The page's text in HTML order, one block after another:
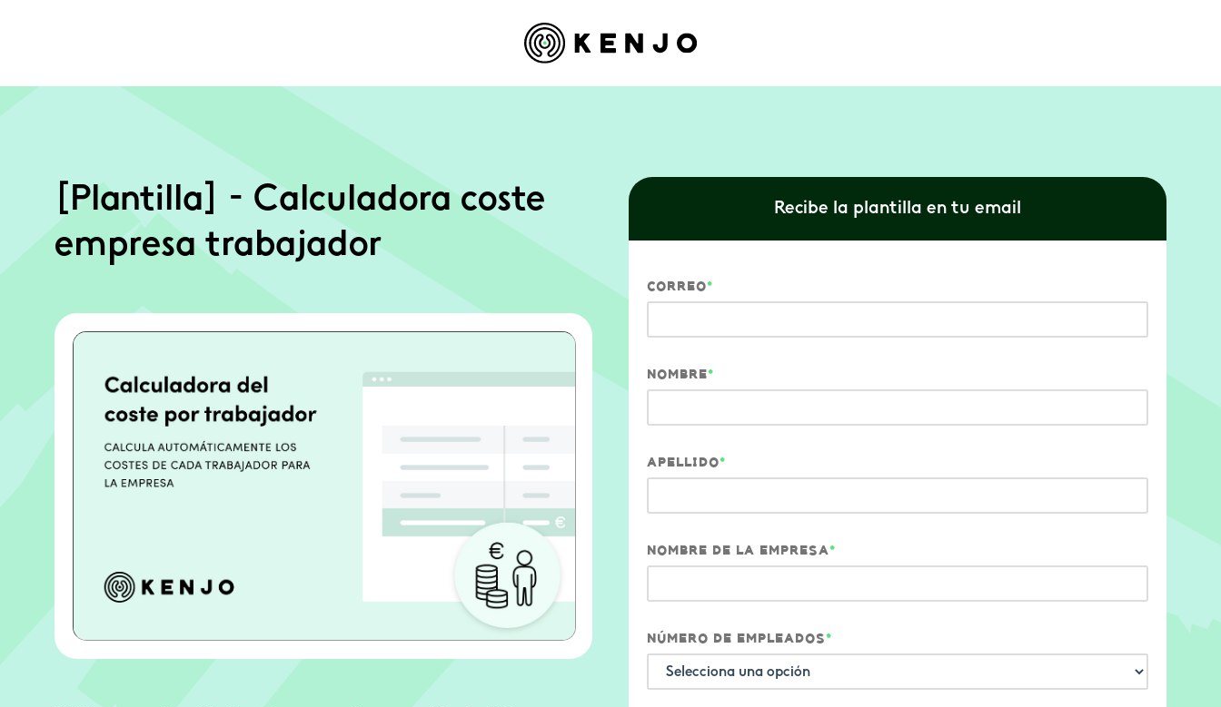
[Plantilla] - Calculadora coste
empresa trabajador
Recibe la plantilla en tu email
CORREO*
NOMBRE*
APELLIDO*
NOMBRE DE LA EMPRESA*
NÚMERO DE EMPLEADOS*